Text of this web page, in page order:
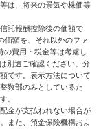
は、将来の景気や株価等
託報酬控除後の価額で
価額を、それ以外のファ
の費用・税金等は考慮し
別途ご確認ください。分
です。表示方法について
数部のみとしているた
。
金が支払われない場合が
また、預金保険機構およ